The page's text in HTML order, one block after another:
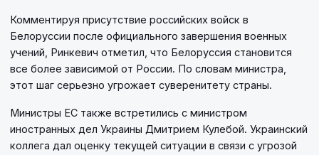
Комментируя присутствие российских войск в
Белоруссии после официального завершения военных
учений, Ринкевич отметил, что Белоруссия становится
все более зависимой от России. По словам министра,
этот шаг серьезно угрожает суверенитету страны.
Министры ЕС также встретились с министром
иностранных дел Украины Дмитрием Кулебой. Украинский
коллега дал оценку текущей ситуации в связи с угрозой